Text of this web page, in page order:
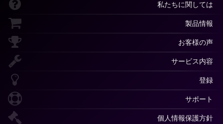
私たちに関しては
製品情報
お客様の声
サービス内容
登録
サポート
個人情報保護方針